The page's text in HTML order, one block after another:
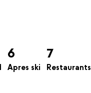
6
Apres ski
7
Restaurants